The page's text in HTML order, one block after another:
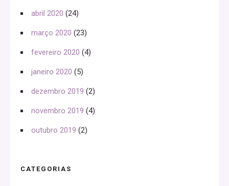
abril 2020 (24)
março 2020 (23)
fevereiro 2020 (4)
janeiro 2020 (5)
dezembro 2019 (2)
novembro 2019 (4)
outubro 2019 (2)
CATEGORIAS